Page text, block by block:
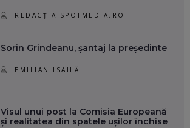
REDACȚIA SPOTMEDIA.RO
Sorin Grindeanu, șantaj la președinte
EMILIAN ISAILĂ
Visul unui post la Comisia Europeană
și realitatea din spatele ușilor închise